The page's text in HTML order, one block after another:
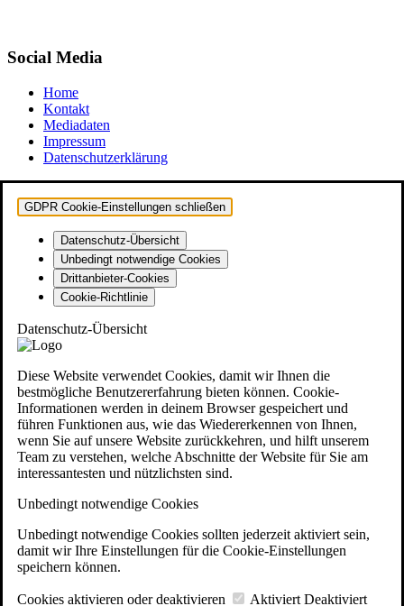
Social Media
Home
Kontakt
Mediadaten
Impressum
Datenschutzerklärung
GDPR Cookie-Einstellungen schließen
Datenschutz-Übersicht
Unbedingt notwendige Cookies
Drittanbieter-Cookies
Cookie-Richtlinie
Datenschutz-Übersicht
Diese Website verwendet Cookies, damit wir Ihnen die
bestmögliche Benutzererfahrung bieten können. Cookie-
Informationen werden in deinem Browser gespeichert und
führen Funktionen aus, wie das Wiedererkennen von Ihnen,
wenn Sie auf unsere Website zurückkehren, und hilft unserem
Team zu verstehen, welche Abschnitte der Website für Sie am
interessantesten und nützlichsten sind.
Unbedingt notwendige Cookies
Unbedingt notwendige Cookies sollten jederzeit aktiviert sein,
damit wir Ihre Einstellungen für die Cookie-Einstellungen
speichern können.
Cookies aktivieren oder deaktivieren Aktiviert Deaktiviert